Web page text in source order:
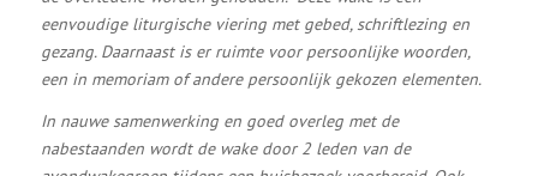
eenvoudige liturgische viering met gebed, schriftlezing en
gezang. Daarnaast is er ruimte voor persoonlijke woorden,
een in memoriam of andere persoonlijk gekozen elementen.
In nauwe samenwerking en goed overleg met de
nabestaanden wordt de wake door 2 leden van de